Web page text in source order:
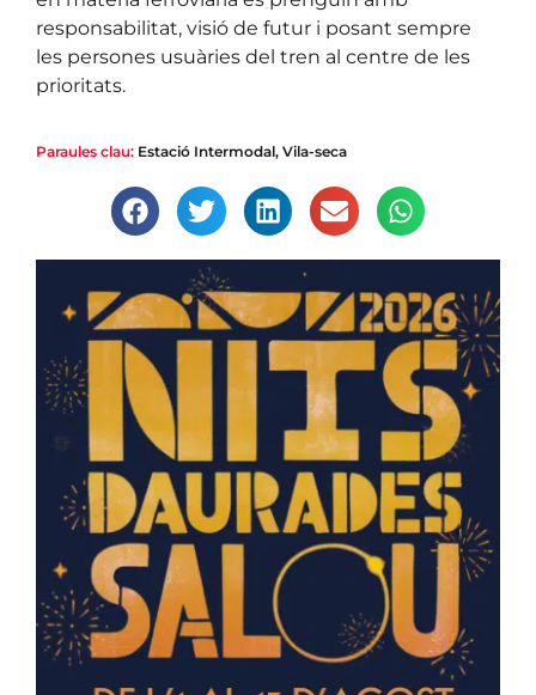
responsabilitat, visió de futur i posant sempre
les persones usuàries del tren al centre de les
prioritats.
Paraules clau: Estació Intermodal, Vila-seca